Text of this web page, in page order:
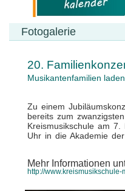
Fotogalerie
20.
Musikantenfamilien
Zu einem
bereits zum
Kreismusikschule am
Uhr in die Akademie
Mehr Informationen
http://www.kreismusikschule-